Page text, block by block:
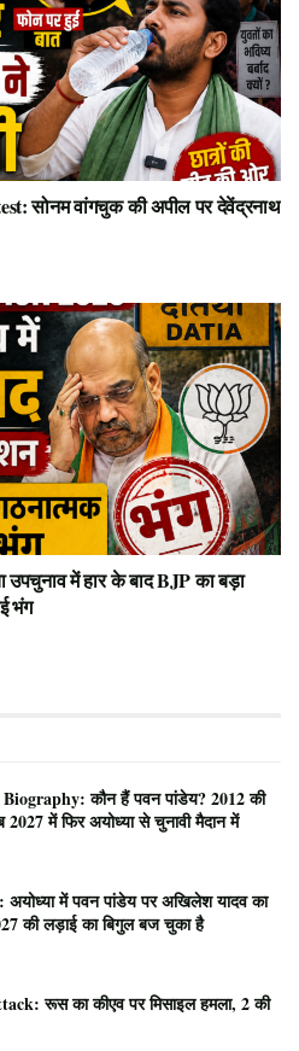
सोनम वांगचुक की अपील पर देवेंद्रनाथ
में हार के बाद BJP का बड़ा
भंग
कौन हैं पवन पांडेय? 2012 की
में फिर अयोध्या से चुनावी मैदान में
में पवन पांडेय पर अखिलेश यादव का
की लड़ाई का बिगुल बज चुका है
रूस का कीएव पर मिसाइल हमला, 2 की